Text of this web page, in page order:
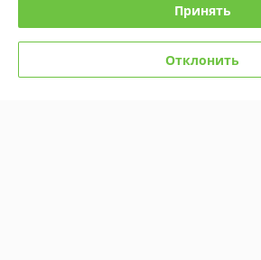
Принять
Отклонить